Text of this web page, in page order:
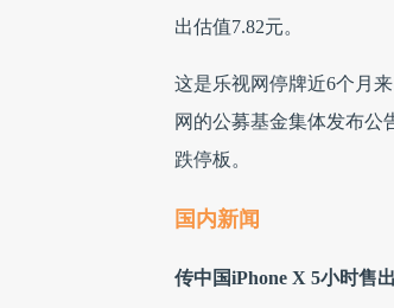
出估值7.82元。
这是乐视网停牌近6个月
网的公募基金集体发布公
跌停板。
国内新闻
传中国iPhone X 5小时售